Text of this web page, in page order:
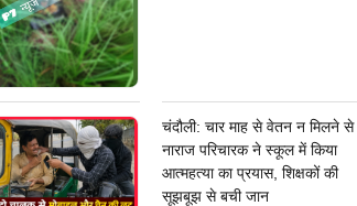
चंदौली: चार माह से वेतन न मिलने से
नाराज परिचारक ने स्कूल में किया
आत्महत्या का प्रयास, शिक्षकों की
सूझबूझ से बची जान